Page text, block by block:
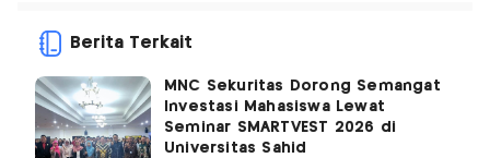
Berita Terkait
MNC Sekuritas Dorong Semangat
Investasi Mahasiswa Lewat
Seminar SMARTVEST 2026 di
Universitas Sahid